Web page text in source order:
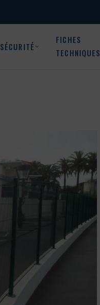
SÉCURITÉ
FICHES
TECHNIQUES